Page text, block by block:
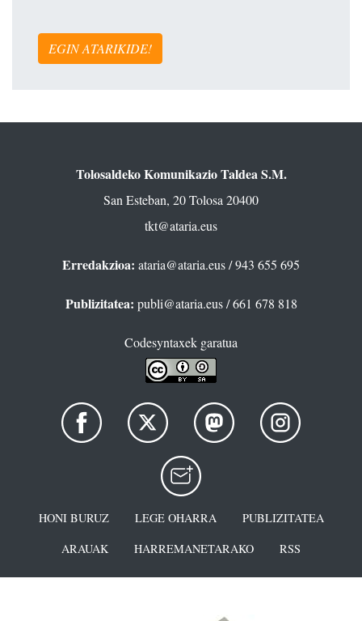
EGIN ATARIKIDE!
Tolosaldeko Komunikazio Taldea S.M.
San Esteban, 20 Tolosa 20400
tkt@ataria.eus
Erredakzioa: ataria@ataria.eus/ 943 655 695
Publizitatea: publi@ataria.eus/ 661 678 818
Codesyntaxek garatua
HONI BURUZ LEGE OHARRA
PUBLIZITATEA
ARAUAK
HARREMANETARAKO RSS